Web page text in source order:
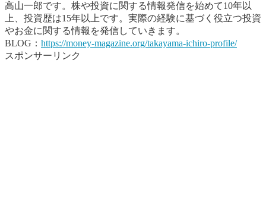
高山一郎です。株や投資に関する情報発信を始めて10年以
上、投資歴は15年以上です。実際の経験に基づく役立つ投資
やお金に関する情報を発信していきます。
BLOG： https://money-magazine.org/takayama-ichiro-profile/
スポンサーリンク